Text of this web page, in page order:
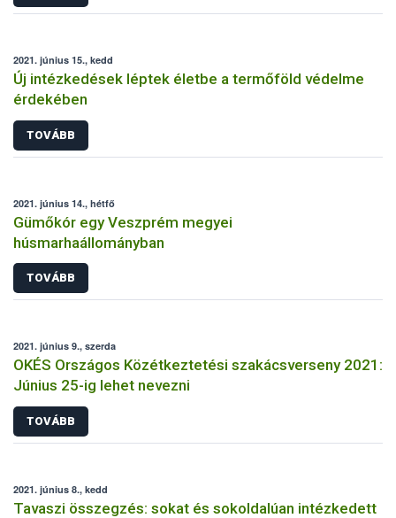
2021. június 15., kedd
Új intézkedések léptek életbe a termőföld védelme
érdekében
TOVÁBB
2021. június 14., hétfő
Gümőkór egy Veszprém megyei
húsmarhaállományban
TOVÁBB
2021. június 9., szerda
OKÉS Országos Közétkeztetési szakácsverseny 2021:
Június 25-ig lehet nevezni
TOVÁBB
2021. június 8., kedd
Tavaszi összegzés: sokat és sokoldalúan intézkedett